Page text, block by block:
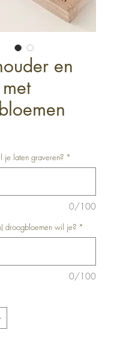
en
je laten graveren? *
0/100
droogbloemen wil je? *
0/100